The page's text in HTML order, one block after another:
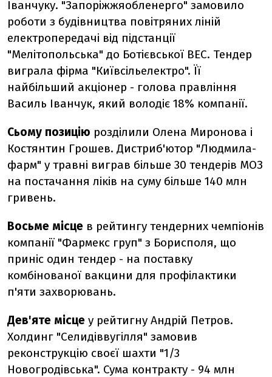
Іванчуку. "Запоріжжяобленерго" замовило
роботи з будівництва повітряних ліній
електропередачі від підстанції
"Мелітопольська" до Ботієвської ВЕС. Тендер
виграла фірма "Київсільелектро". Її
найбільший акціонер - голова правління
Василь Іванчук, який володіє 18% компанії.
Сьому позицію розділили Олена Миронова і
Костянтин Грошев. Дистриб'ютор "Людмила-
фарм" у травні виграв більше 30 тендерів МОЗ
на постачання ліків на суму більше 140 млн
гривень.
Восьме місце в рейтингу тендерних чемпіонів
компанії "Фармекс груп" з Борисполя, що
приніс один тендер - на поставку
комбінованої вакцини для профілактики
п'яти захворювань.
Дев'яте місце у рейтигну Андрій Петров.
Холдинг "Селидіввугілля" замовив
реконструкцію своєї шахти "1/3
Новогродівська". Сума контракту - 94 млн